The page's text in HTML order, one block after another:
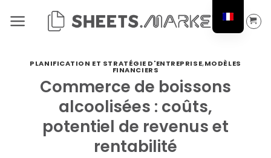
au
PLANIFICATION ET STRATÉGIE D'ENTREPRISE,MODÈLES
FINANCIERS
Commerce de boissons
alcoolisées : coûts,
potentiel de revenus et
rentabilité